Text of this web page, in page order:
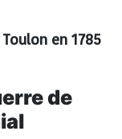
en 1785
de